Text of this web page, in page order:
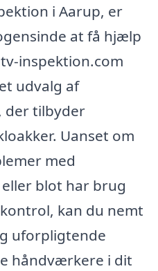
i Aarup, er
at få hjælp
inspektion.com
udvalg af
der tilbyder
Uanset om
med
blot har brug
kan du nemt
uforpligtende
håndværkere i dit